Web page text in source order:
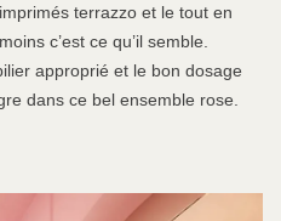
terrazzo et le tout en
c’est ce qu’il semble.
approprié et le bon dosage
dans ce bel ensemble rose.